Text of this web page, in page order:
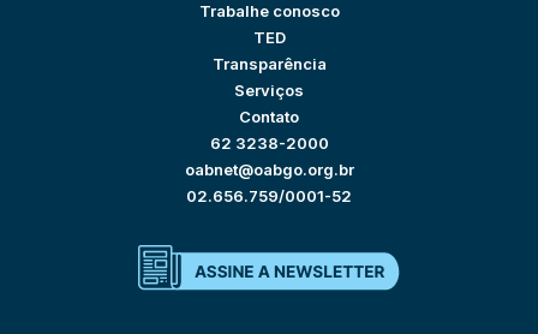
Trabalhe conosco
TED
Transparência
Serviços
Contato
62 3238-2000
oabnet@oabgo.org.br
02.656.759/0001-52